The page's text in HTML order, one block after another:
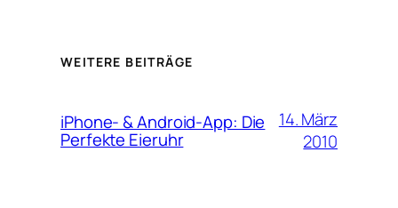
WEITERE BEITRÄGE
iPhone- & Android-App: Die
Perfekte Eieruhr
14. März
2010